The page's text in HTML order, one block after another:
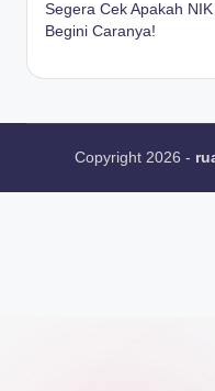
Segera Cek Apakah
Begini Caranya!
Copyright 2026 -